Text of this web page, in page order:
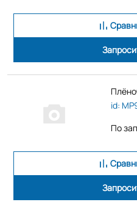
id:
По